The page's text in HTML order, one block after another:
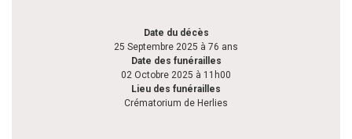
Date du décès
25 Septembre 2025 à 76 ans
Date des funérailles
02 Octobre 2025 à 11h00
Lieu des funérailles
Crématorium de Herlies